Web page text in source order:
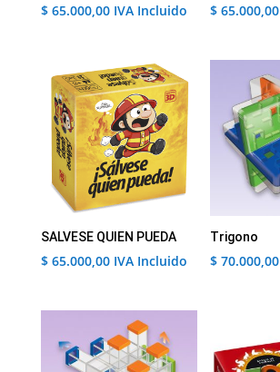
$65.000,00 IVA Incluido $ 65.000,00
SALVESE QUIEN PUEDA
$65.000,00 IVA Incluido
Trigono
$ 70.000,00